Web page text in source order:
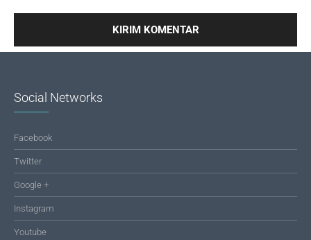
Social Networks
Facebook
Twitter
Google +
Instagram
Youtube